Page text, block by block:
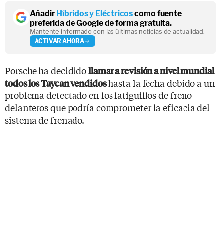
AñadirHíbridos y Eléctricoscomo fuente
preferida de Google de forma gratuita.
Mantente informado con las últimas noticias de actualidad.
ACTIVAR AHORA
Porsche ha decididollamar a revisión a nivel mundial
todos los Taycan vendidoshasta la fecha debido a un
problema detectado en los latiguillos de freno
delanteros que podría comprometer la eficacia del
sistema de frenado.